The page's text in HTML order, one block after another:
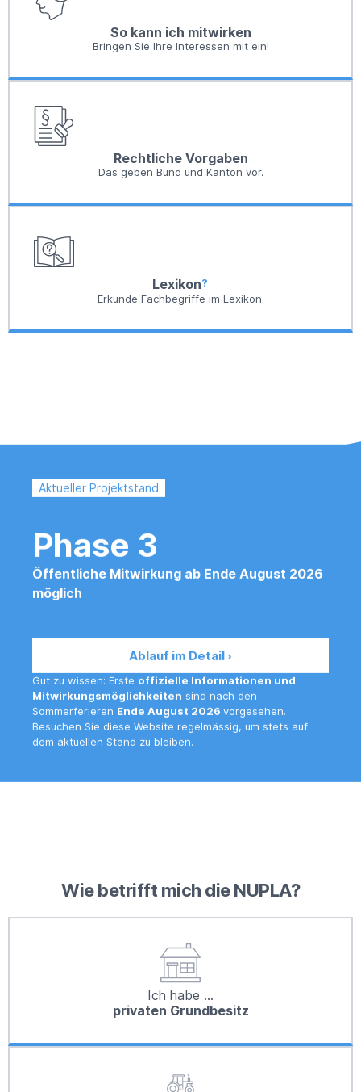
So kann ich mitwirken
Bringen Sie Ihre Interessen mit ein!
Rechtliche Vorgaben
Das geben Bund und Kanton vor.
Lexikon
Erkunde Fachbegriffe im Lexikon.
Aktueller Projektstand
Phase 3
Öffentliche Mitwirkung ab Ende August 2026
möglich
Ablauf im Detail ›
Gut zu wissen: Erste offizielle Informationen und
Mitwirkungsmöglichkeiten sind nach den
Sommerferieren Ende August 2026 vorgesehen.
Besuchen Sie diese Website regelmässig, um stets auf
dem aktuellen Stand zu bleiben.
Wie betrifft mich die NUPLA?
Ich habe …
privaten Grundbesitz